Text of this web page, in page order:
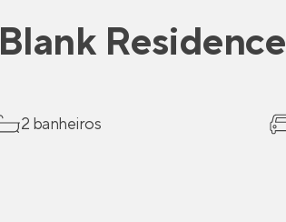
Blank Residence
2 banheiros